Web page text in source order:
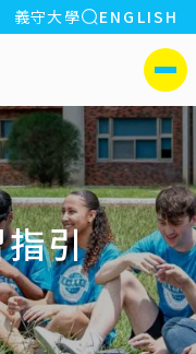
:::
義守大學 全站搜索
ENGLISH
側選單
引